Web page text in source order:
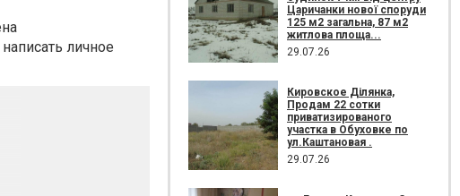
личное
Царичанки нової споруди
125 м2 загальна, 87 м2
житлова площа...
29.07.26
Кировское Ділянка,
Продам 22 сотки
приватизированого
участка в Обуховке по
ул.Каштановая .
29.07.26